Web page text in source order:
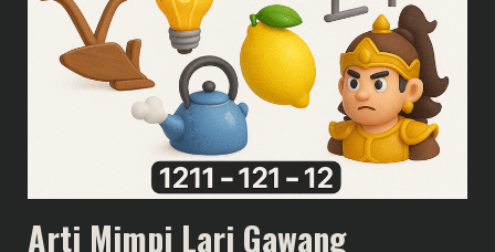
Arti Mimpi Lari Gawang